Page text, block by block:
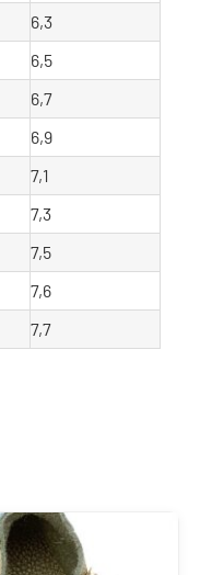
6,3
6,5
6,7
6,9
7,1
7,3
7,5
7,6
7,7